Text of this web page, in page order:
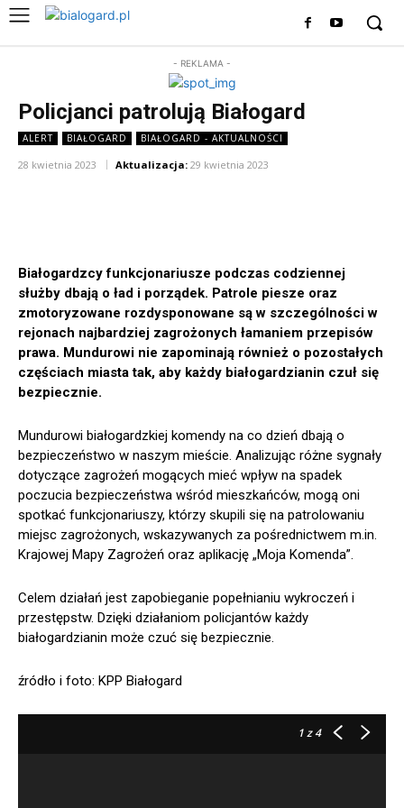
- REKLAMA -
Policjanci patrolują Białogard
ALERT BIAŁOGARD BIAŁOGARD - AKTUALNOŚCI
28 kwietnia 2023 Aktualizacja: 29 kwietnia 2023
Białogardzcy funkcjonariusze podczas codziennej
służby dbają o ład i porządek. Patrole piesze oraz
zmotoryzowane rozdysponowane są w szczególności w
rejonach najbardziej zagrożonych łamaniem przepisów
prawa. Mundurowi nie zapominają również o pozostałych
częściach miasta tak, aby każdy białogardzianin czuł się
bezpiecznie.
Mundurowi białogardzkiej komendy na co dzień dbają o
bezpieczeństwo w naszym mieście. Analizując różne sygnały
dotyczące zagrożeń mogących mieć wpływ na spadek
poczucia bezpieczeństwa wśród mieszkańców, mogą oni
spotkać funkcjonariuszy, którzy skupili się na patrolowaniu
miejsc zagrożonych, wskazywanych za pośrednictwem m.in.
Krajowej Mapy Zagrożeń oraz aplikację „Moja Komenda”.
Celem działań jest zapobieganie popełnianiu wykroczeń i
przestępstw. Dzięki działaniom policjantów każdy
białogardzianin może czuć się bezpiecznie.
źródło i foto: KPP Białogard
1z 4